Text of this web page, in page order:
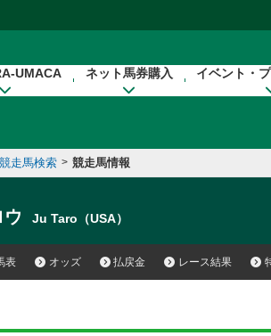
UMACA ネット馬券購入 イベント・
競走馬検索 > 競走馬情報
Ju Taro（USA）
表 オッズ 払戻金 レース結果